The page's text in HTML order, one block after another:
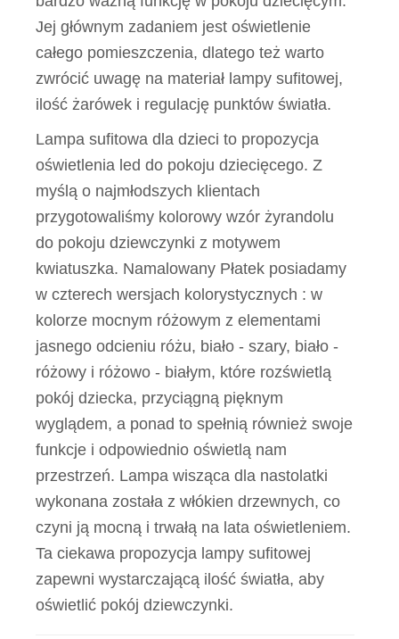
Jej głównym zadaniem jest oświetlenie
całego pomieszczenia, dlatego też warto
zwrócić uwagę na materiał lampy sufitowej,
ilość żarówek i regulację punktów światła.
Lampa sufitowa dla dzieci to propozycja
oświetlenia led do pokoju dziecięcego. Z
myślą o najmłodszych klientach
przygotowaliśmy kolorowy wzór żyrandolu
do pokoju dziewczynki z motywem
kwiatuszka. Namalowany Płatek posiadamy
w czterech wersjach kolorystycznych : w
kolorze mocnym różowym z elementami
jasnego odcieniu różu, biało - szary, biało -
różowy i różowo - białym, które rozświetlą
pokój dziecka, przyciągną pięknym
wyglądem, a ponad to spełnią również swoje
funkcje i odpowiednio oświetlą nam
przestrzeń. Lampa wisząca dla nastolatki
wykonana została z włókien drzewnych, co
czyni ją mocną i trwałą na lata oświetleniem.
Ta ciekawa propozycja lampy sufitowej
zapewni wystarczającą ilość światła, aby
oświetlić pokój dziewczynki.